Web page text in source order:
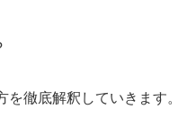
徹底解釈していきます。